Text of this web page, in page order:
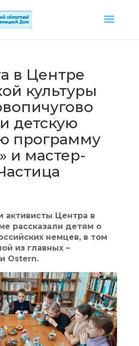
в Центре
культуры
детскую
программу
и мастер-
активисты Центра в
рассказали детям о
немцев, в том
из главных –
Оstern.